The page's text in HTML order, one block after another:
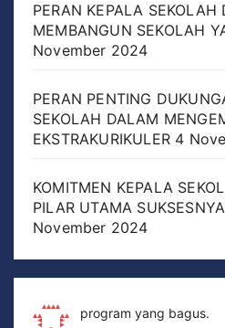
PERAN KEPALA SEKOLAH
MEMBANGUN SEKOLAH
November 2024
PERAN PENTING
SEKOLAH DALAM
EKSTRAKURIKULER 4
KOMITMEN KEPALA
PILAR UTAMA
November 2024
program yang bagus.